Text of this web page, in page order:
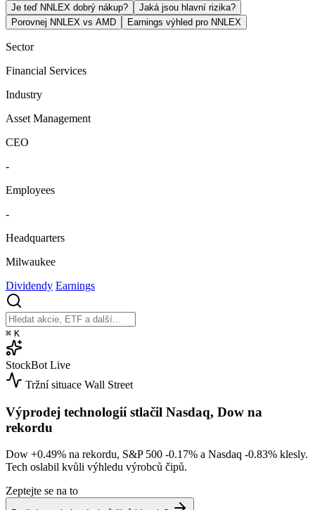
Je teď NNLEX dobrý nákup?
Jaká jsou hlavní rizika?
Porovnej NNLEX vs AMD
Earnings výhled pro NNLEX
Sector
Financial Services
Industry
Asset Management
CEO
-
Employees
-
Headquarters
Milwaukee
Dividendy Earnings
⌘ K
StockBot Live
Tržní situace Wall Street
Výprodej technologií stlačil Nasdaq, Dow na
rekordu
Dow +0.49% na rekordu, S&P 500 -0.17% a Nasdaq -0.83% klesly.
Tech oslabil kvůli výhledu výrobců čipů.
Zeptejte se na to